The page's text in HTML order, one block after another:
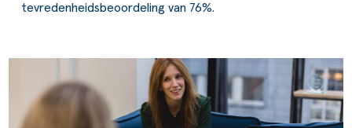
tevredenheidsbeoordeling van 76%.